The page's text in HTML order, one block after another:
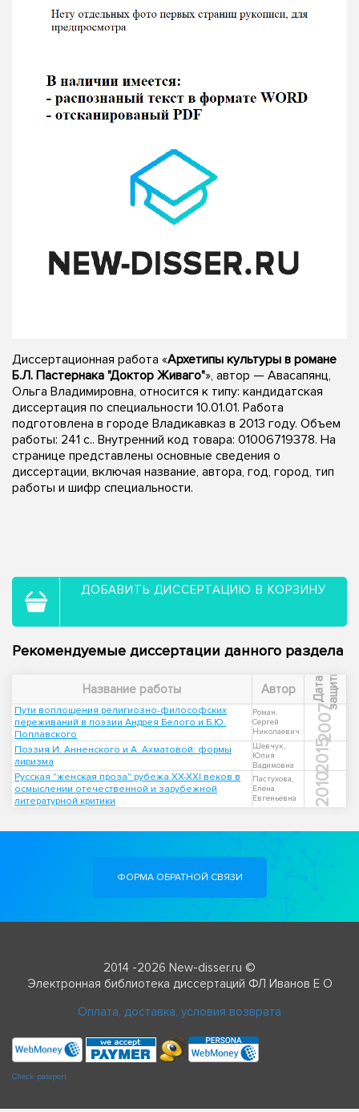
Диссертационная работа «Архетипы культуры в романе
Б.Л. Пастернака "Доктор Живаго"», автор — Авасапянц,
Ольга Владимировна, относится к типу: кандидатская
диссертация по специальности 10.01.01. Работа
подготовлена в городе Владикавказ в 2013 году. Объем
работы: 241 с.. Внутренний код товара: 01006719378. На
странице представлены основные сведения о
диссертации, включая название, автора, год, город, тип
работы и шифр специальности.
ДОБАВИТЬ ДИССЕРТАЦИЮ В КОРЗИНУ
Рекомендуемые диссертации данного раздела
Название работы Автор Д
а
т
а
з
а
щ
и
т ы
Пути воплощения религиозно-философских
переживаний в поэзии Андрея Белого и Б.Ю.
Поплавского
Роман,
Сергей
Николаевич
2007
Поэзия И. Анненского и А. Ахматовой: формы
лиризма
Шевчук,
Юлия
Вадимовна
2015
Русская "женская проза" рубежа XX-XXI веков в
осмыслении отечественной и зарубежной
литературной критики
Пастухова,
Елена
Евгеньевна
2010
ФОРМА ОБРАТНОЙ СВЯЗИ
2014 -2026 New-disser.ru ©
Электронная библиотека диссертаций ФЛ Иванов Е О
Оплата, доставка, условия возврата
Check passport